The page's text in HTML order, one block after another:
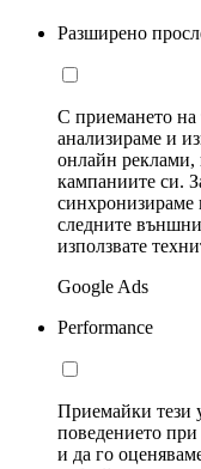
Разширено
С приемането на
анализираме и
онлайн реклами,
кампаниите си.
следните
използвате
Google Ads
Performance
Приемайки тези
поведението
и да го